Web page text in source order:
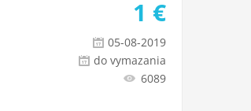
1 €
05-08-2019
do vymazania
6089